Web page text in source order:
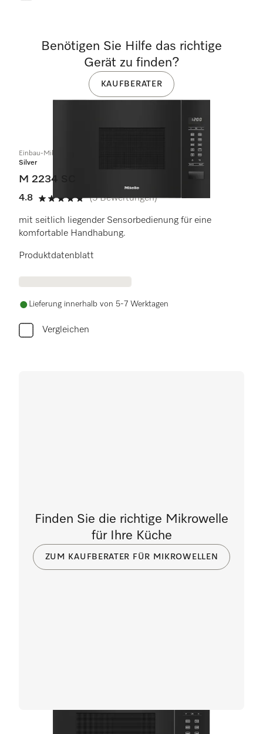
Einbau-Mikrowellengerät
Silver
M 2234 SC
4.8
4.8 von 5 Sternen
(5 Bewertungen)
mit seitlich liegender Sensorbedienung für eine
komfortable Handhabung.
Produktdatenblatt
Lieferung innerhalb von 5-7 Werktagen
Vergleichen
Benötigen Sie Hilfe das richtige
Gerät zu finden?
KAUFBERATER
Finden Sie die richtige Mikrowelle
für Ihre Küche
ZUM KAUFBERATER FÜR MIKROWELLEN